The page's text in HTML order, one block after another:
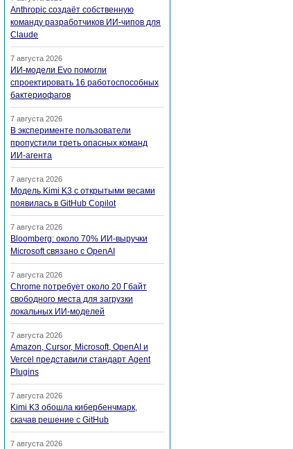
Anthropic создаёт собственную
команду разработчиков ИИ-чипов для
Claude
7 августа 2026
ИИ-модели Evo помогли
спроектировать 16 работоспособных
бактериофагов
7 августа 2026
В эксперименте пользователи
пропустили треть опасных команд
ИИ-агента
7 августа 2026
Модель Kimi K3 с открытыми весами
появилась в GitHub Copilot
7 августа 2026
Bloomberg: около 70% ИИ-выручки
Microsoft связано с OpenAI
7 августа 2026
Chrome потребует около 20 Гбайт
свободного места для загрузки
локальных ИИ-моделей
7 августа 2026
Amazon, Cursor, Microsoft, OpenAI и
Vercel представили стандарт Agent
Plugins
7 августа 2026
Kimi K3 обошла кибербенчмарк,
скачав решение с GitHub
7 августа 2026